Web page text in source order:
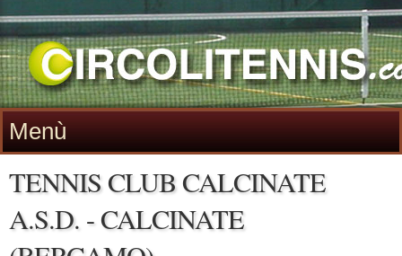
Menù
TENNIS CLUB CALCINATE
A.S.D. - CALCINATE